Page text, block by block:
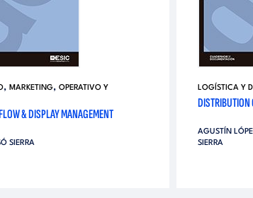
, MARKETING, OPERATIVO Y
& DISPLAY MANAGEMENT
SIERRA
LOGÍSTICA Y
AGUSTÍN
SIERRA